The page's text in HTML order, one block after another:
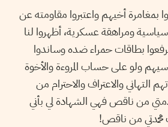
بمغامرة أخيهم واعتبروا مقاومته عن
ومراهقة عسكرية، أظهروا لنا
بطاقات حمراء ضده وساندوا
ولو على حساب المروءة والأخوة
والاعتراف والاحترام من
من ناقص فهي الشهادة لي بأني
من ناقص!